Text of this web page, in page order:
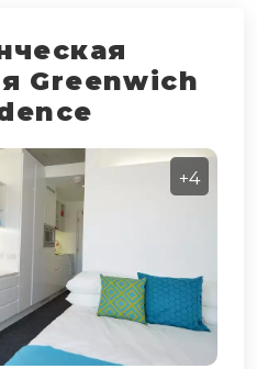
Greenwich
+4